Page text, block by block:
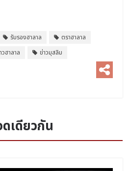
รับรองฮาลาล
ตราฮาลาล
วฮาลาล ข่าวมุสลิม
เดียวกัน